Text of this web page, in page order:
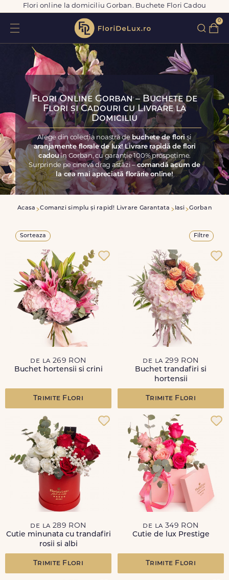
Flori online la domiciliu Gorban. Buchete Flori Cadou
0
Flori Online Gorban – Buchete de
Flori și Cadouri cu Livrare la
Domiciliu
Alege din colecția noastră de buchete de floriși
aranjamente florale de lux! Livrare rapidă de flori
cadouîn Gorban, cu garanție 100% prospețime.
Surprinde pe cineva drag astăzi –comandă acum de
la cea mai apreciată florărie online!
Acasa Comanzi simplu și rapid! Livrare Garantata Iasi Gorban
Sorteaza Filtre
de la 269 RON
Buchet hortensii si crini
Trimite Flori
de la 299 RON
Buchet trandafiri si
hortensii
Trimite Flori
de la 289 RON
Cutie minunata cu trandafiri
rosii si albi
Trimite Flori
de la 349 RON
Cutie de lux Prestige
Trimite Flori